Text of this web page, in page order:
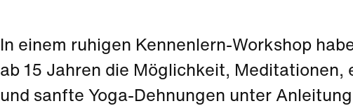
In einem ruhigen Kennenlern-Workshop
ab 15 Jahren die Möglichkeit, Meditationen,
und sanfte Yoga-Dehnungen unter